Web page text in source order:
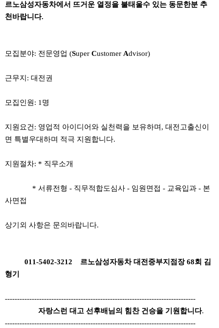
르노삼성자동차에서 뜨거운 열정을 불태울수 있는 동문한분 추
천바랍니다.
모집분야: 전문영업 (Super Customer Advisor)
근무지: 대전권
모집인원: 1명
지원요건: 영업적 아이디어와 실천력을 보유하며, 대전고출신이
면 특별우대하며 적극 지원합니다.
지원절차: * 직무소개
* 서류전형 - 직무적합도심사 - 임원면접 - 교육입과 - 본
사면접
상기외 사항은 문의바랍니다.
011-5402-3212 르노삼성자동차 대전중부지점장 68회 김
형기
------------------------------------------------------------------------------
자랑스런 대고 선후배님의 힘찬 건승을 기원합니다.
------------------------------------------------------------------------------